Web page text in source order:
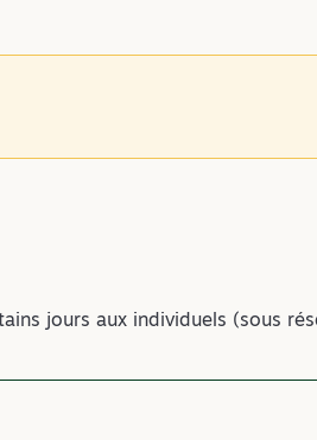
jours aux individuels (sous